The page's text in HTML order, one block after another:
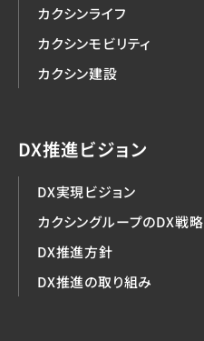
カクシンライフ
カクシンモビリティ
カクシン建設
DX推進ビジョン
DX実現ビジョン
カクシングループのDX戦略
DX推進方針
DX推進の取り組み